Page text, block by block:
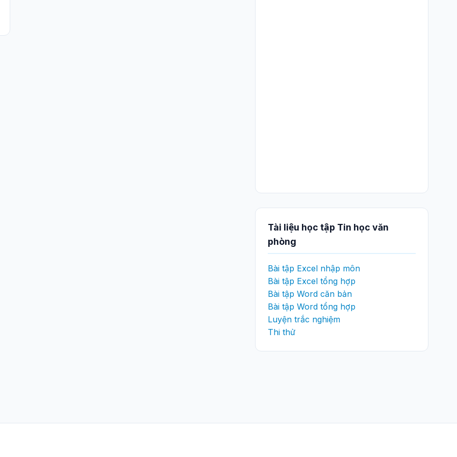
Tài liệu học tập Tin học văn
phòng
Bài tập Excel nhập môn
Bài tập Excel tổng hợp
Bài tập Word căn bản
Bài tập Word tổng hợp
Luyện trắc nghiệm
Thi thử